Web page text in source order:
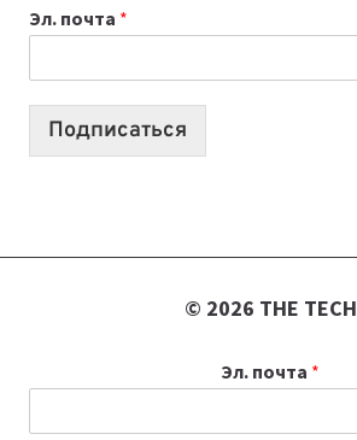
СОЗДАВАТЬ
ПРОДУКТЫ
Эл. почта *
Подписаться
© 2026 THE TECH
Эл. почта *